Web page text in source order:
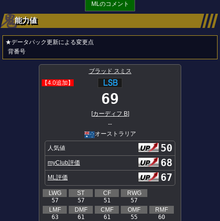
MLのコメント
能力値
★データパック更新による変更点
背番号
ブラッド スミス
【4.0追加】
69
[カーディフ B]
--
オーストラリア
人気値 50
myClub評価 68
ML評価 67
LWG
57
ST
57
CF
51
RWG
57
LMF
63
DMF
61
CMF
61
OMF
55
RMF
60